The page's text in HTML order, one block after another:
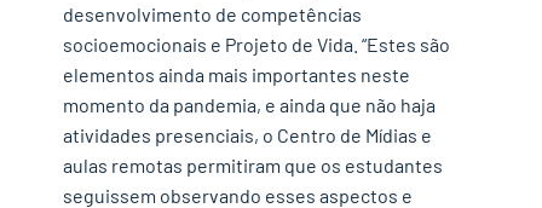
desenvolvimento de competências
socioemocionais e Projeto de Vida. “Estes são
elementos ainda mais importantes neste
momento da pandemia, e ainda que não haja
atividades presenciais, o Centro de Mídias e
aulas remotas permitiram que os estudantes
seguissem observando esses aspectos e